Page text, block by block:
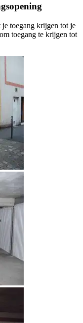
je toegang krijgen tot je
toegang te krijgen tot